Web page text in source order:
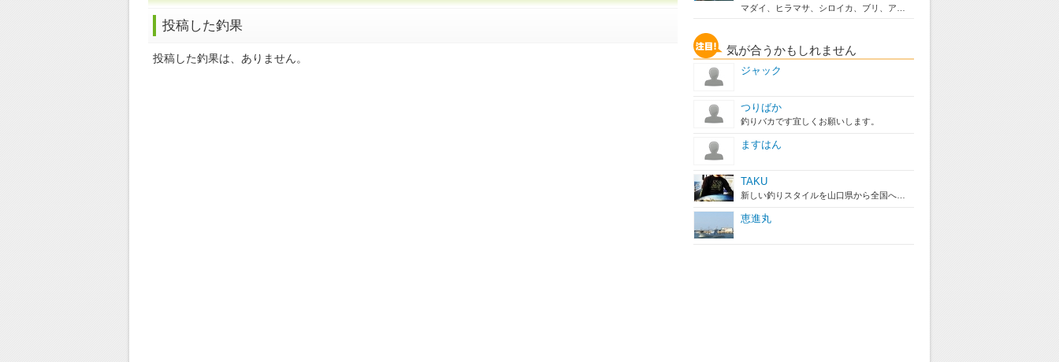
投稿した釣果
投稿した釣果は、ありません。
気が合うかもしれません
ジャック
つりばか
釣りバカです宜しくお願いします。
ますはん
TAKU
恵進丸